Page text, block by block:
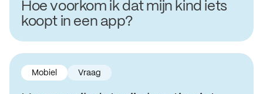
Hoe voorkom ik dat mijn kind iets
koopt in een app?
Mobiel Vraag